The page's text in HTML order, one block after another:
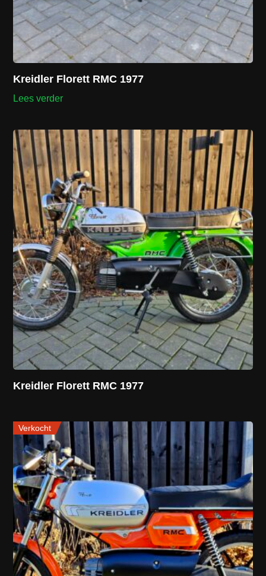
Kreidler Florett RMC 1977
Lees verder
Kreidler Florett RMC 1977
Verkocht